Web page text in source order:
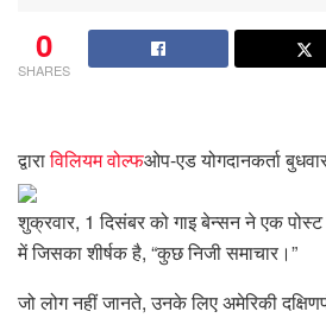
0
SHARES
द्वाराविलियम वोल्फओप-एड योगदानकर्ता
शुक्रवार, 1 दिसंबर को गाइ बेन्सन ने एक
में जिसका शीर्षक है, “कुछ निजी समाचार।”
जो लोग नहीं जानते, उनके लिए अमेरिकी